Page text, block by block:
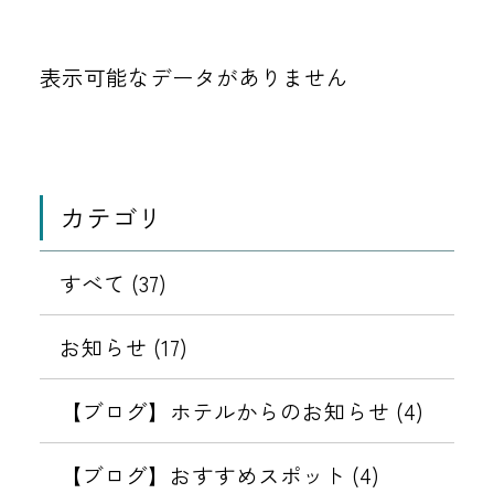
表示可能なデータがありません
カテゴリ
すべて (37)
お知らせ (17)
【ブログ】ホテルからのお知らせ (4)
【ブログ】おすすめスポット (4)